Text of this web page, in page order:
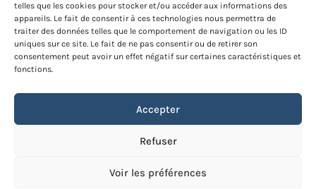
telles que les cookies pour stocker et/ou accéder aux informations des
appareils. Le fait de consentir à ces technologies nous permettra de
traiter des données telles que le comportement de navigation ou les ID
uniques sur ce site. Le fait de ne pas consentir ou de retirer son
consentement peut avoir un effet négatif sur certaines caractéristiques et
fonctions.
Accepter
Refuser
Voir les préférences
Foire aux questions
Mentions Légales
Contact
Copyright © 2026 Avinesy